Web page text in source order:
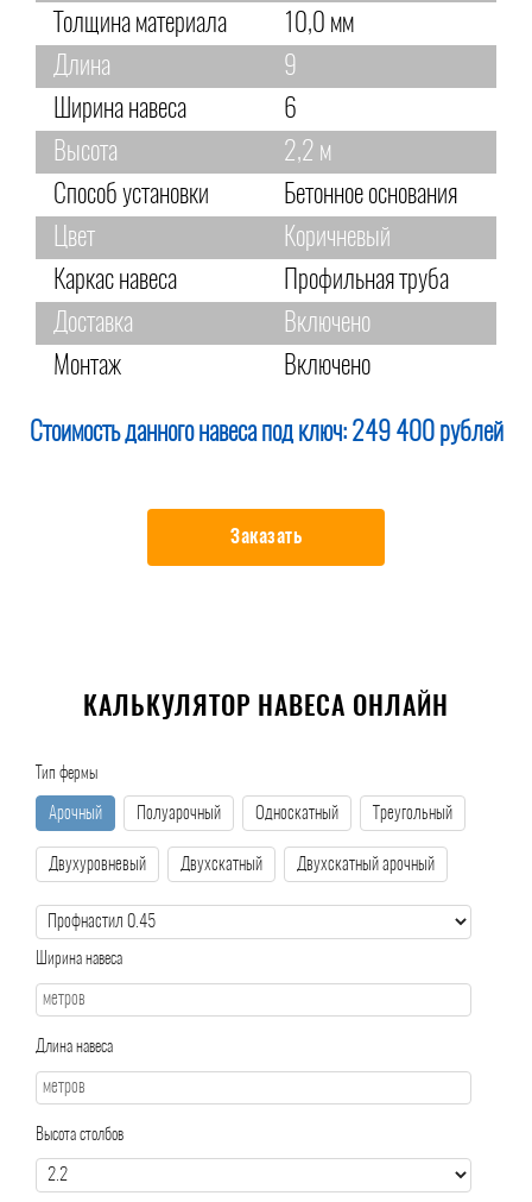
Толщина материала
10,0 мм
Длина
9
Ширина навеса
6
Высота
2,2 м
Способ установки
Бетонное основания
Цвет
Коричневый
Каркас навеса
Профильная труба
Доставка
Включено
Монтаж
Включено
Стоимость данного навеса под ключ: 249 400 рублей
Заказать
КАЛЬКУЛЯТОР НАВЕСА ОНЛАЙН
Тип фермы
Арочный Полуарочный Односкатный Треугольный
Двухуровневый Двухскатный Двухскатный арочный
Ширина навеса
Длина навеса
Высота столбов